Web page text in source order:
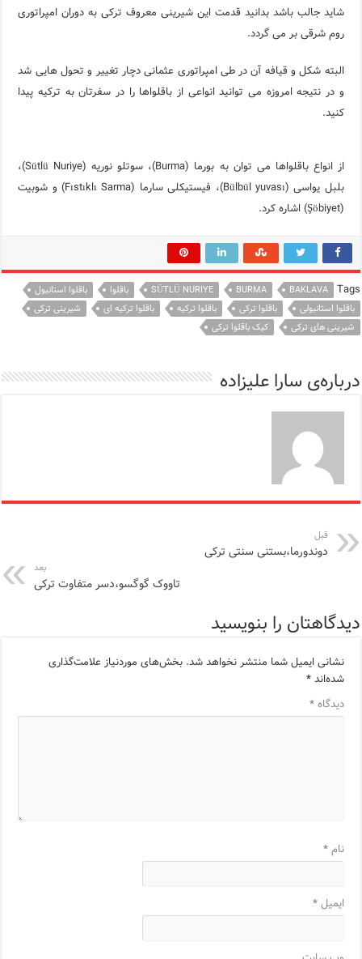
ویژگی‌های منفی شخصیت در زبان ترکی استانبولی
موزه افسانه‌های کارتال استانبول؛ سفری به دنیای قصه‌ها در
موزه ساعت کاخ توپکاپی استانبول
شاید جالب باشد بدانید قدمت این شیرینی معروف ترکی به دوران امپراتوری
روم شرقی بر می گردد.
البته شکل و قیافه آن در طی امپراتوری عثمانی دچار تغییر و تحول هایی شد
و در نتیجه امروزه می توانید انواعی از باقلواها را در سفرتان به ترکیه پیدا
کنید.
از انواع باقلواها می توان به بورما (Burma)، سوتلو نوریه (Sütlü Nuriye)،
بلبل یواسی (Bülbül yuvası)، فیستیکلی سارما (Fıstıklı Sarma) و شوبیت
(Şöbiyet) اشاره کرد.
Tags
BAKLAVA
BURMA
SÜTLÜ NURIYE باقلوا
باقلوا استانبول
باقلوا استانبولی
باقلوا ترکی باقلوا ترکیه باقلوا ترکیه ای
شیرینی ترکی
شیرینی های ترکی
کیک باقلوا ترکی
درباره‌ی سارا علیزاده
قبل
دوندورما،بستنی سنتی ترکی
بعد
تاووک گوگسو،دسر متفاوت ترکی
دیدگاهتان را بنویسید
نشانی ایمیل شما منتشر نخواهد شد. بخش‌های موردنیاز علامت‌گذاری
شده‌اند*
دیدگاه*
نام*
ایمیل*